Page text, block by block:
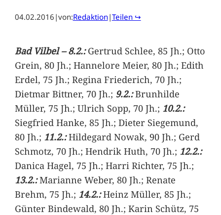
04.02.2016 |von:Redaktion|Teilen ↪
Bad Vilbel – 8.2.:Gertrud Schlee, 85 Jh.; Otto
Grein, 80 Jh.; Hannelore Meier, 80 Jh.; Edith
Erdel, 75 Jh.; Regina Friederich, 70 Jh.;
Dietmar Bittner, 70 Jh.; 9.2.:Brunhilde
Müller, 75 Jh.; Ulrich Sopp, 70 Jh.; 10.2.:
Siegfried Hanke, 85 Jh.; Dieter Siegemund,
80 Jh.; 11.2.:Hildegard Nowak, 90 Jh.; Gerd
Schmotz, 70 Jh.; Hendrik Huth, 70 Jh.; 12.2.:
Danica Hagel, 75 Jh.; Harri Richter, 75 Jh.;
13.2.:Marianne Weber, 80 Jh.; Renate
Brehm, 75 Jh.; 14.2.:Heinz Müller, 85 Jh.;
Günter Bindewald, 80 Jh.; Karin Schütz, 75